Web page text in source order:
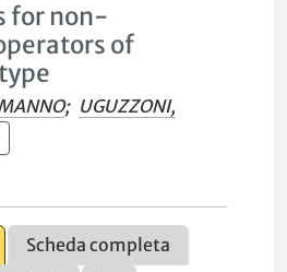
for non-
of
; UGUZZONI,
Scheda completa